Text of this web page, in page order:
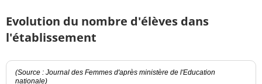
Evolution du nombre d'élèves dans
l'établissement
(Source : Journal des Femmes d'après ministère de l'Education
nationale)